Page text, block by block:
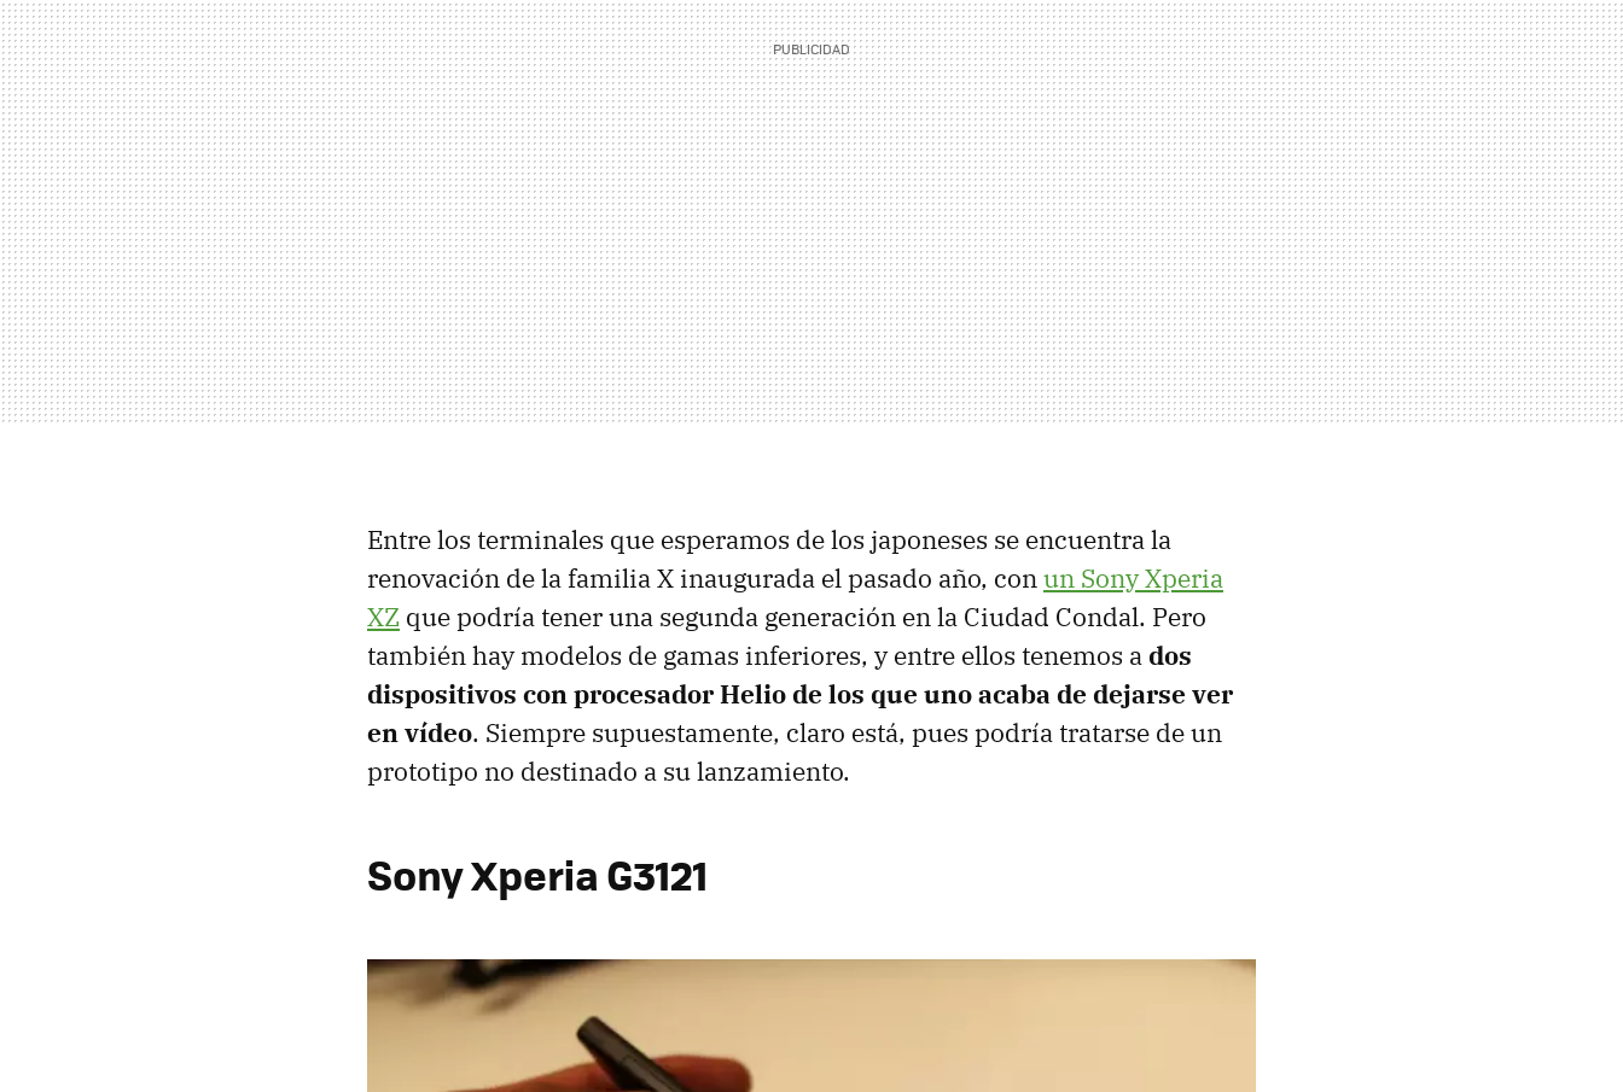
Entre los terminales que esperamos de los japoneses se encuentra la
renovación de la familia X inaugurada el pasado año, conun Sony Xperia
XZ que podría tener una segunda generación en la Ciudad Condal. Pero
también hay modelos de gamas inferiores, y entre ellos tenemos ados
dispositivos con procesador Helio de los que uno acaba de dejarse ver
en vídeo. Siempre supuestamente, claro está, pues podría tratarse de un
prototipo no destinado a su lanzamiento.
Sony Xperia G3121